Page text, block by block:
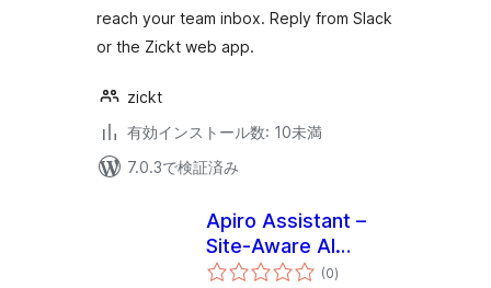
reach your team inbox. Reply from Slack
or the Zickt web app.
zickt
有効インストール数: 10未満
7.0.3で検証済み
Apiro Assistant –
Site-Aware AI
Chatbot & Local
(0個
の)